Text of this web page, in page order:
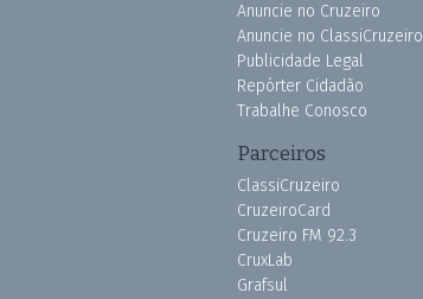
Anuncie no Cruzeiro
Anuncie no ClassiCruzeiro
Publicidade Legal
Repórter Cidadão
Trabalhe Conosco
Parceiros
ClassiCruzeiro
CruzeiroCard
Cruzeiro FM 92.3
CruxLab
Grafsul